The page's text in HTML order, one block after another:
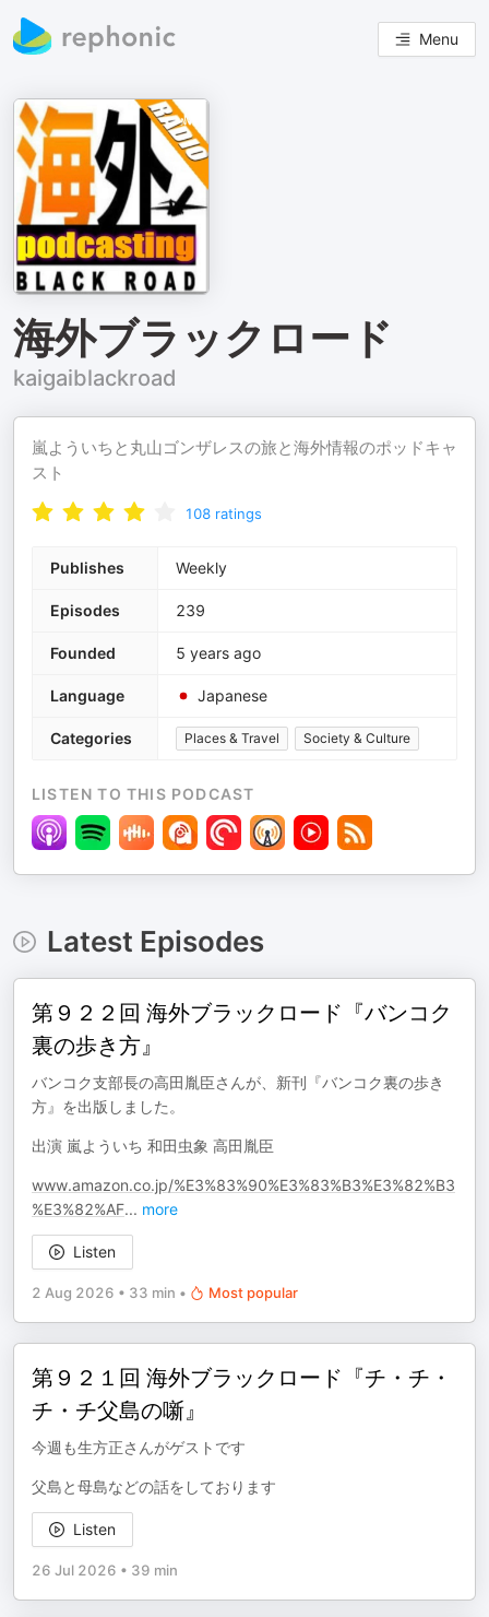
Menu
海外ブラックロード
kaigaiblackroad
嵐よういちと丸山ゴンザレスの旅と海外情報のポッドキャ
スト
108 ratings
Publishes Weekly
Episodes 239
Founded 5 years ago
Language Japanese
Categories Places & Travel Society & Culture
LISTEN TO THIS PODCAST
Latest Episodes
第９２２回 海外ブラックロード『バンコク
裏の歩き方』
バンコク支部長の高田胤臣さんが、新刊『バンコク裏の歩き
方』を出版しました。
出演 嵐よういち 和田虫象 高田胤臣
www.amazon.co.jp/%E3%83%90%E3%83%B3%E3%82%B3
%E3%82%AF... more
Listen
2 Aug 2026 • 33 min • Most popular
第９２１回 海外ブラックロード『チ・チ・
チ・チ父島の噺』
今週も生方正さんがゲストです
父島と母島などの話をしております
Listen
26 Jul 2026 • 39 min